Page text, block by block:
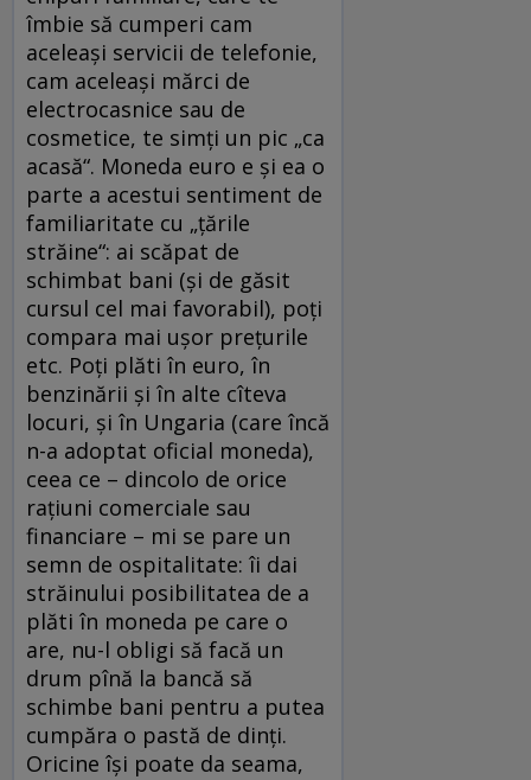
îmbie să cumperi cam
aceleaşi servicii de telefonie,
cam aceleaşi mărci de
electrocasnice sau de
cosmetice, te simţi un pic „ca
acasă“. Moneda euro e şi ea o
parte a acestui sentiment de
familiaritate cu „ţările
străine“: ai scăpat de
schimbat bani (şi de găsit
cursul cel mai favorabil), poţi
compara mai uşor preţurile
etc. Poţi plăti în euro, în
benzinării şi în alte cîteva
locuri, şi în Ungaria (care încă
n-a adoptat oficial moneda),
ceea ce – dincolo de orice
raţiuni comerciale sau
financiare – mi se pare un
semn de ospitalitate: îi dai
străinului posibilitatea de a
plăti în moneda pe care o
are, nu-l obligi să facă un
drum pînă la bancă să
schimbe bani pentru a putea
cumpăra o pastă de dinţi.
Oricine îşi poate da seama,